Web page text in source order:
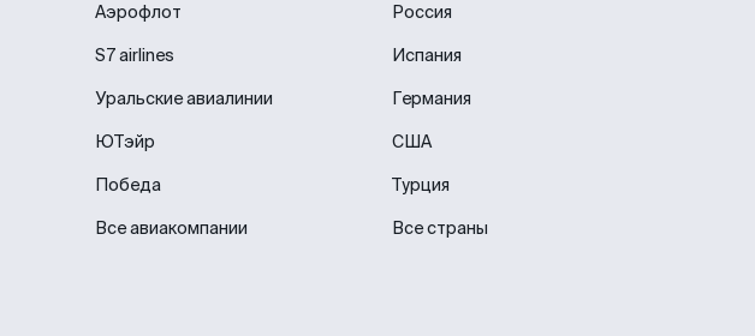
Аэрофлот
S7 airlines
Уральские авиалинии
ЮТэйр
Победа
Все авиакомпании
Россия
Испания
Германия
США
Турция
Все страны